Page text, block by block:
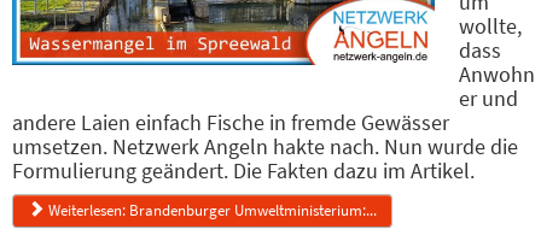
wollte,
dass
Anwohn
er und
andere Laien einfach Fische in fremde Gewässer
umsetzen. Netzwerk Angeln hakte nach. Nun wurde die
Formulierung geändert. Die Fakten dazu im Artikel.
Weiterlesen: Brandenburger Umweltministerium:...